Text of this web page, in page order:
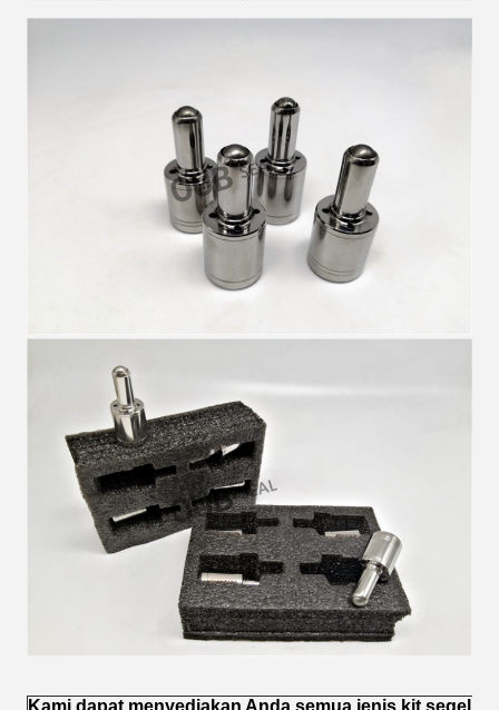
Kami dapat menyediakan Anda semua jenis kit segel